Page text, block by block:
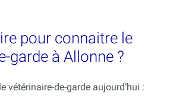
pour connaitre le
garde à Allonne ?
vétérinaire-de-garde aujourd’hui :